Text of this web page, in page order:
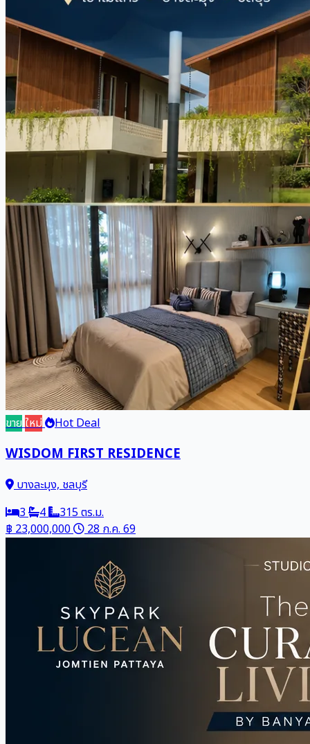
ขายใหม่ Hot Deal
WISDOM FIRST RESIDENCE
บางละมุง, ชลบุรี
3
4
315 ตร.ม.
฿ 23,000,000
28 ก.ค. 69